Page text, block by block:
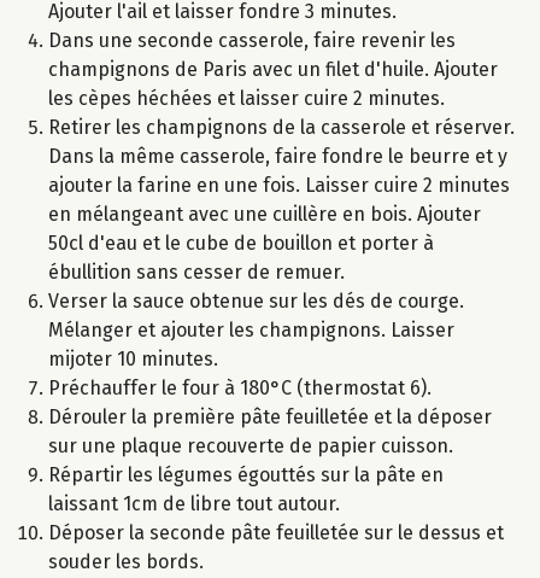
Ajouter l'ail et laisser fondre 3 minutes.
Dans une seconde casserole, faire revenir les
champignons de Paris avec un filet d'huile. Ajouter
les cèpes héchées et laisser cuire 2 minutes.
Retirer les champignons de la casserole et réserver.
Dans la même casserole, faire fondre le beurre et y
ajouter la farine en une fois. Laisser cuire 2 minutes
en mélangeant avec une cuillère en bois. Ajouter
50cl d'eau et le cube de bouillon et porter à
ébullition sans cesser de remuer.
Verser la sauce obtenue sur les dés de courge.
Mélanger et ajouter les champignons. Laisser
mijoter 10 minutes.
Préchauffer le four à 180°C (thermostat 6).
Dérouler la première pâte feuilletée et la déposer
sur une plaque recouverte de papier cuisson.
Répartir les légumes égouttés sur la pâte en
laissant 1cm de libre tout autour.
Déposer la seconde pâte feuilletée sur le dessus et
souder les bords.